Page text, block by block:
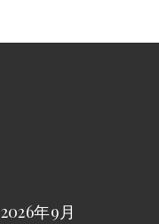
2026年9月